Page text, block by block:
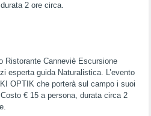
2 ore circa.
Ristorante Canneviè Escursione
esperta guida Naturalistica. L’evento
OPTIK che porterà sul campo i suoi
€ 15 a persona, durata circa 2